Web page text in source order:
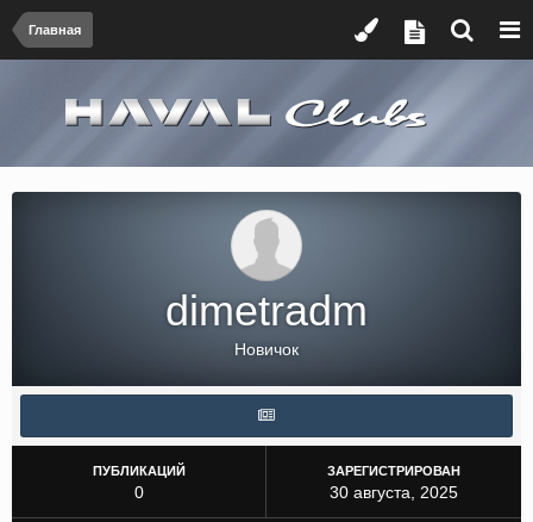
Главная
dimetradm
Новичок
ПУБЛИКАЦИЙ
0
ЗАРЕГИСТРИРОВАН
30 августа, 2025